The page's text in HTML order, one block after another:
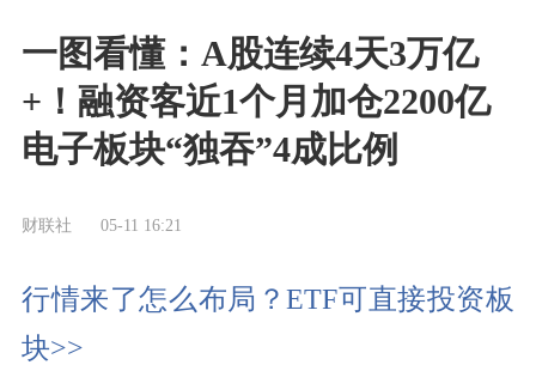
一图看懂：A股连续4天3万亿
+！融资客近1个月加仓2200亿
电子板块“独吞”4成比例
财联社 05-11 16:21
行情来了怎么布局？ETF可直接投资板
块>>